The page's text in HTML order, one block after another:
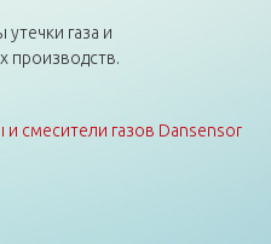
газа и
производств.
и смесители газов Dansensor